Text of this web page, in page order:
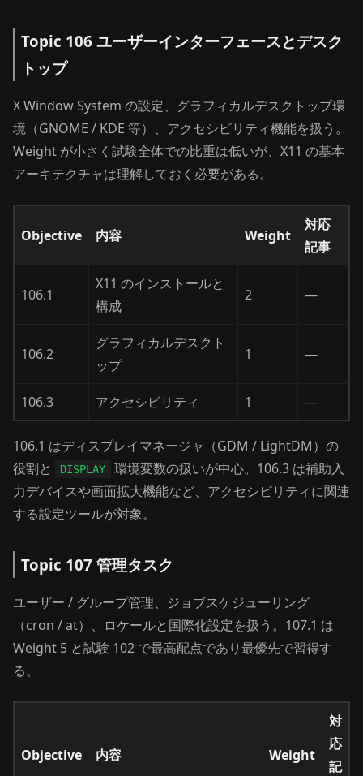
Topic 106 ユーザーインターフェースとデスク
トップ
X Window System の設定、グラフィカルデスクトップ環
境（GNOME / KDE 等）、アクセシビリティ機能を扱う。
Weight が小さく試験全体での比重は低いが、X11 の基本
アーキテクチャは理解しておく必要がある。
Objective 内容 Weight
対応
記事
106.1
X11 のインストールと
構成
2 —
106.2
グラフィカルデスクト
ップ
1 —
106.3 アクセシビリティ 1 —
106.1 はディスプレイマネージャ（GDM / LightDM）の
役割と
DISPLAY
環境変数の扱いが中心。106.3 は補助入
力デバイスや画面拡大機能など、アクセシビリティに関連
する設定ツールが対象。
Topic 107 管理タスク
ユーザー / グループ管理、ジョブスケジューリング
（cron / at）、ロケールと国際化設定を扱う。107.1 は
Weight 5 と試験 102 で最高配点であり最優先で習得す
る。
Objective 内容 Weight
対
応
記